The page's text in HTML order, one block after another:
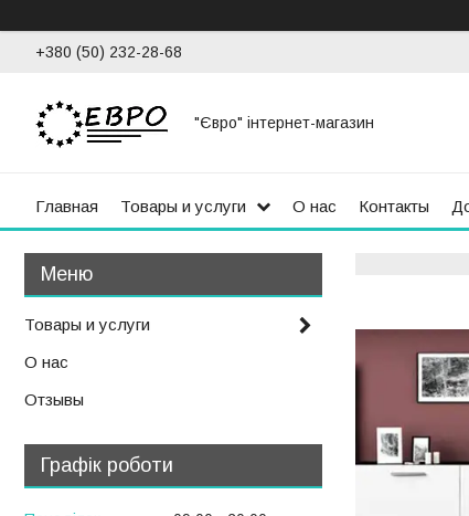
+380 (50) 232-28-68
"Євро" інтернет-магазин
Главная Товары и услуги О нас Контакты
Товары и услуги
О нас
Отзывы
Графік роботи